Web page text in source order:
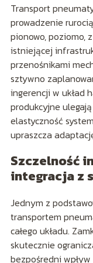
Transport
prowadzenie
pionowo, poziomo,
istniejącej
przenośnikami
sztywno
ingerencji w układ
produkcyjne
elastyczność
upraszcza
Szczelność
integracja z
Jednym z
transportem
całego układu.
skutecznie
bezpośredni